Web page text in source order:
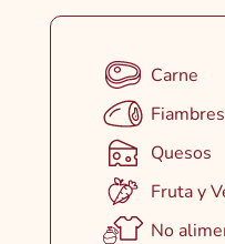
Carne
Fiambres
Quesos
Fruta y
No